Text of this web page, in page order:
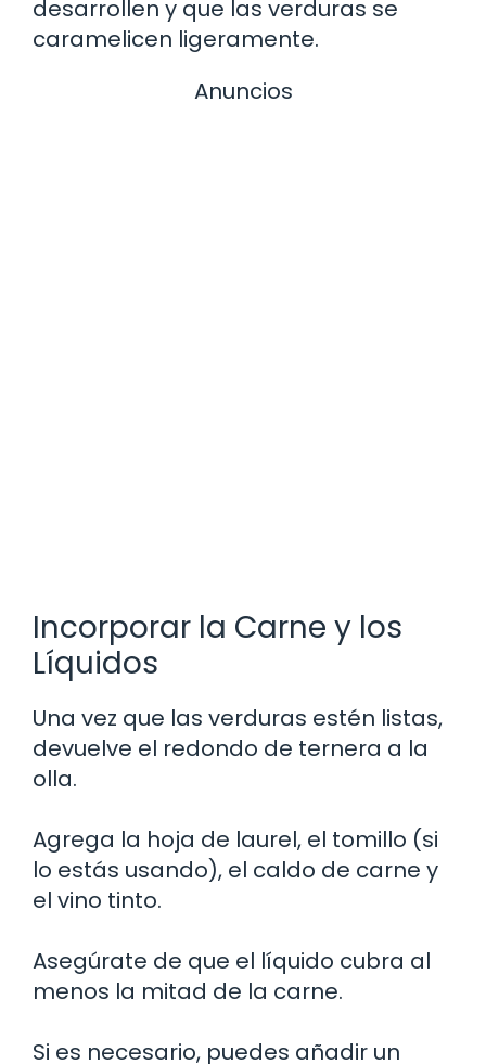
desarrollen y que las verduras se
caramelicen ligeramente.
Anuncios
Incorporar la Carne y los
Líquidos
Una vez que las verduras estén listas,
devuelve el redondo de ternera a la
olla.
Agrega la hoja de laurel, el tomillo (si
lo estás usando), el caldo de carne y
el vino tinto.
Asegúrate de que el líquido cubra al
menos la mitad de la carne.
Si es necesario, puedes añadir un